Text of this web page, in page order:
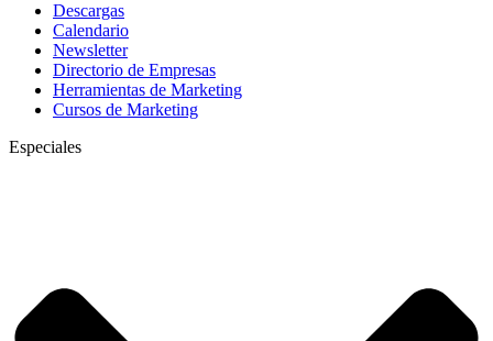
Descargas
Calendario
Newsletter
Directorio de Empresas
Herramientas de Marketing
Cursos de Marketing
Especiales